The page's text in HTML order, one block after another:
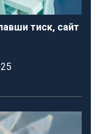
тиск, сайт